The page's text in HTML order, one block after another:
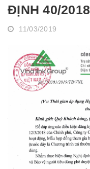
ĐỊNH 40/
11/03/2019